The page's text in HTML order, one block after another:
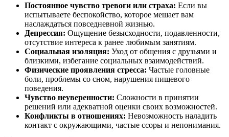
Постоянное чувство тревоги или страха: Если вы
испытываете беспокойство, которое мешает вам
наслаждаться повседневной жизнью.
Депрессия: Ощущение безысходности, подавленности,
отсутствие интереса к ранее любимым занятиям.
Социальная изоляция: Уход от общения с друзьями и
близкими, избегание социальных взаимодействий.
Физические проявления стресса: Частые головные
боли, проблемы со сном, нарушения пищевого
поведения.
Чувство неуверенности: Сложности в принятии
решений или адекватной оценки своих возможностей.
Конфликты в отношениях: Невозможность наладить
контакт с окружающими, частые ссоры и непонимания.